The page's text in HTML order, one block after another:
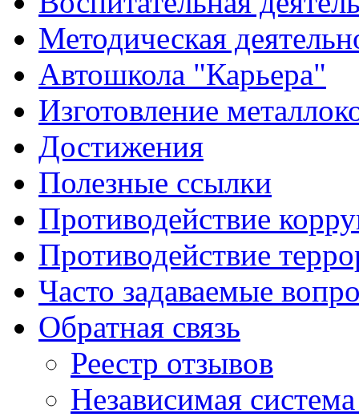
Методическая
Автошкола "Карьера"
Изготовление
Достижения
Полезные ссылки
Противодействие
Противодействие
Часто задаваемые
Обратная связь
Реестр отзывов
Независимая